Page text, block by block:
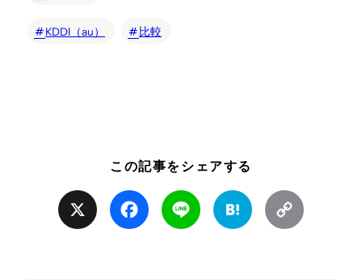
KDDI（au） 比較
この記事をシェアする
Facebook Line Hatena